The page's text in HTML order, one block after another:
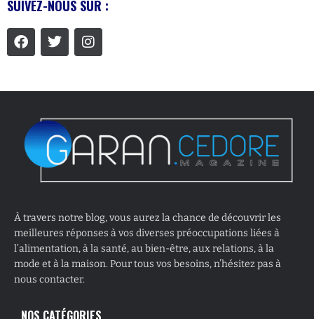
SUIVEZ-NOUS SUR :
À travers notre blog, vous aurez la chance de découvrir les
meilleures réponses à vos diverses préoccupations liées à
l’alimentation, à la santé, au bien-être, aux relations, à la
mode et à la maison. Pour tous vos besoins, n’hésitez pas à
nous contacter.
NOS CATÉGORIES